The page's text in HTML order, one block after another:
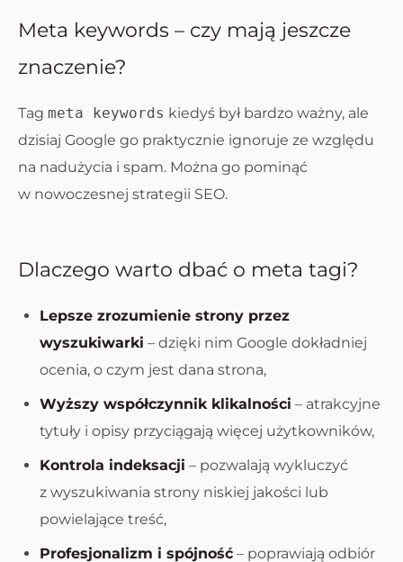
Meta keywords – czy mają jeszcze
znaczenie?
Tag meta keywords kiedyś był bardzo ważny, ale
dzisiaj Google go praktycznie ignoruje ze względu
na nadużycia i spam. Można go pominąć
w nowoczesnej strategii SEO.
Dlaczego warto dbać o meta tagi?
Lepsze zrozumienie strony przez
wyszukiwarki – dzięki nim Google dokładniej
ocenia, o czym jest dana strona,
Wyższy współczynnik klikalności – atrakcyjne
tytuły i opisy przyciągają więcej użytkowników,
Kontrola indeksacji – pozwalają wykluczyć
z wyszukiwania strony niskiej jakości lub
powielające treść,
Profesjonalizm i spójność – poprawiają odbiór